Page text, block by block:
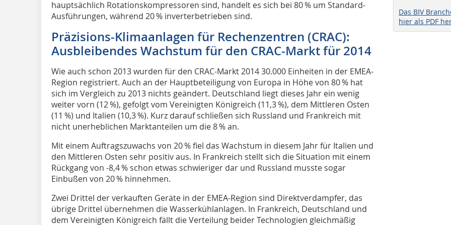
hauptsächlich Rotationskompressoren sind, handelt es sich bei 80 % um Standard-
Ausführungen, während 20 % inverterbetrieben sind.
Präzisions-Klimaanlagen für Rechenzentren (CRAC):
Ausbleibendes Wachstum für den CRAC-Markt für 2014
Wie auch schon 2013 wurden für den CRAC-Markt 2014 30.000 Einheiten in der EMEA-
Region registriert. Auch an der Hauptbeteiligung von Europa in Höhe von 80 % hat
sich im Vergleich zu 2013 nichts geändert. Deutschland liegt dieses Jahr ein wenig
weiter vorn (12 %), gefolgt vom Vereinigten Königreich (11,3 %), dem Mittleren Osten
(11 %) und Italien (10,3 %). Kurz darauf schließen sich Russland und Frankreich mit
nicht unerheblichen Marktanteilen um die 8 % an.
Mit einem Auftragszuwachs von 20 % fiel das Wachstum in diesem Jahr für Italien und
den Mittleren Osten sehr positiv aus. In Frankreich stellt sich die Situation mit einem
Rückgang von -8,4 % schon etwas schwieriger dar und Russland musste sogar
Einbußen von 20 % hinnehmen.
Zwei Drittel der verkauften Geräte in der EMEA-Region sind Direktverdampfer, das
übrige Drittel übernehmen die Wasserkühlanlagen. In Frankreich, Deutschland und
dem Vereinigten Königreich fällt die Verteilung beider Technologien gleichmäßig
Das BIV
hier als PDF